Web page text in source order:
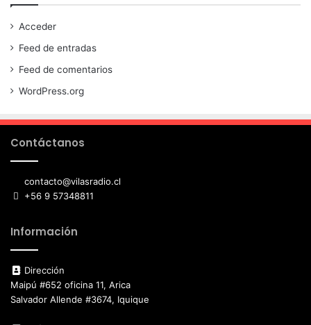
Acceder
Feed de entradas
Feed de comentarios
WordPress.org
Contáctanos
contacto@vilasradio.cl
+56 9 57348811
Información
Dirección
Maipú #652 oficina 11, Arica
Salvador Allende #3674, Iquique